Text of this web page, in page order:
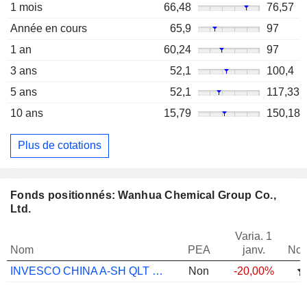
1 mois
66,48
76,57
Année en cours
65,9
97
1 an
60,24
97
3 ans
52,1
100,4
5 ans
52,1
117,33
10 ans
15,79 150,18
Plus de cotations
Fonds positionnés: Wanhua Chemical Group Co.,
Ltd.
Nom PEA
Varia. 1
janv.
INVESCO CHINA A-SH QLT CR EQ C USD H ACC
Non
-20,00%